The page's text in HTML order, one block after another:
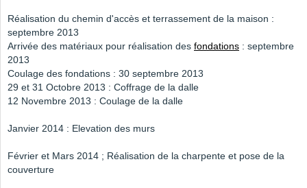
Réalisation du chemin d'accès et terrassement de la maison :
septembre 2013
Arrivée des matériaux pour réalisation des fondations : septembre
2013
Coulage des fondations : 30 septembre 2013
29 et 31 Octobre 2013 : Coffrage de la dalle
12 Novembre 2013 : Coulage de la dalle
Janvier 2014 : Elevation des murs
Février et Mars 2014 ; Réalisation de la charpente et pose de la
couverture